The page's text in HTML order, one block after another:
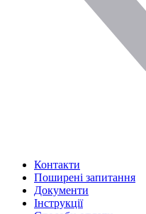
Контакти
Поширені запитання
Документи
Інструкції